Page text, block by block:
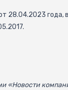
28.04.2023 года,
«Новости